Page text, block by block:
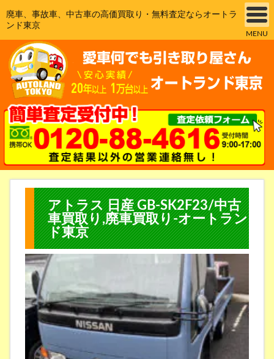
廃車、事故車、中古車の高価買取り・無料査定ならオートラ
ンド東京
MENU
アトラス 日産 GB-SK2F23/中古
車買取り,廃車買取り-オートラン
ド東京